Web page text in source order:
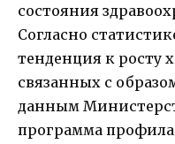
состояния
Согласно
тенденция к росту
связанных с
данным
программа